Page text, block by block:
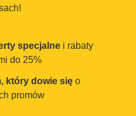
specjalne i rabaty
do 25%
który dowie się o
promów